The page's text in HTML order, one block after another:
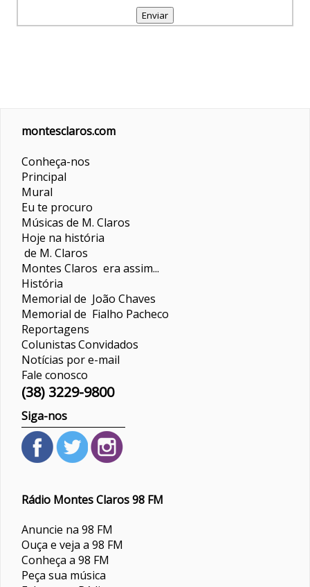
montesclaros.com
Conheça-nos
Principal
Mural
Eu te procuro
Músicas de M. Claros
Hoje na história
de M. Claros
Montes Claros era assim...
História
Memorial de João Chaves
Memorial de Fialho Pacheco
Reportagens
ColunistasConvidados
Notícias por e-mail
Fale conosco
(38) 3229-9800
Siga-nos
Rádio Montes Claros 98 FM
Anuncie na 98 FM
Ouça e veja a 98 FM
Conheça a 98 FM
Peça sua música